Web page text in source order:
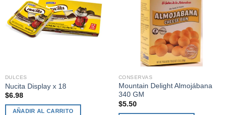
DULCES
Nucita Display x 18
$6.98
AÑADIR AL CARRITO
CONSERVAS
Mountain Delight Almojábana
340 GM
$5.50